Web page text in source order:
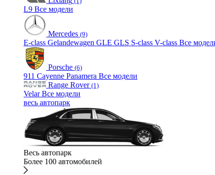
L9 Все модели
Mercedes (9)
E-class Gelandewagen GLE GLS S-class V-class Все
Porsche (6)
911 Cayenne Panamera Все модели
Range Rover (1)
VelarВсе модели
весь автопарк
Весь автопарк
Более 100 автомобилей